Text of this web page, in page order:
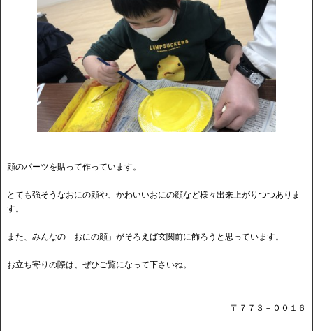
顔のパーツを貼って作っています。
とても強そうなおにの顔や、かわいいおにの顔など様々出来上がりつつありま
す。
また、みんなの「おにの顔」がそろえば玄関前に飾ろうと思っています。
お立ち寄りの際は、ぜひご覧になって下さいね。
〒７７３－００１６